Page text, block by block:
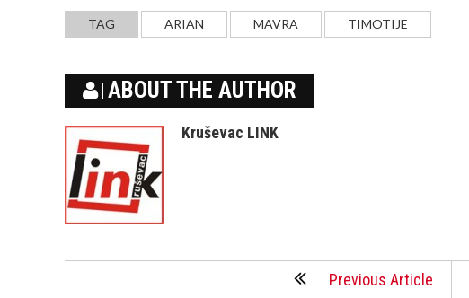
TAG ARIAN MAVRA TIMOTIJE
ABOUT THE AUTHOR
Kruševac LINK
Previous Article